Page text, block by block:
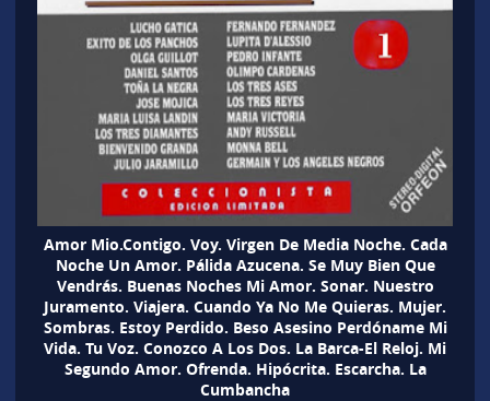
Amor Mio.Contigo. Voy. Virgen De Media Noche. Cada
Noche Un Amor. Pálida Azucena. Se Muy Bien Que
Vendrás. Buenas Noches Mi Amor. Sonar. Nuestro
Juramento. Viajera. Cuando Ya No Me Quieras. Mujer.
Sombras. Estoy Perdido. Beso Asesino Perdóname Mi
Vida. Tu Voz. Conozco A Los Dos. La Barca-El Reloj. Mi
Segundo Amor. Ofrenda. Hipócrita. Escarcha. La
Cumbancha